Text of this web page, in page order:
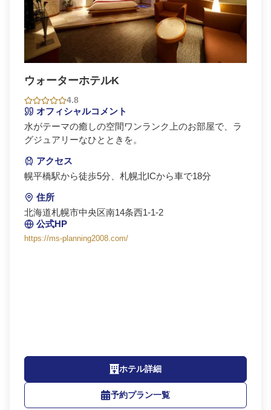
ウォーターホテルK
4.8
オフィシャルコメント
水がテーマの癒しの空間ワンランク上のお部屋で、ラ
グジュアリーなひとときを。
アクセス
幌平橋駅から徒歩5分、札幌北ICから車で18分
住所
北海道札幌市中央区南14条西1-1-2
公式HP
https://ms-planning2008.com/
ホテル詳細
予約プラン一覧